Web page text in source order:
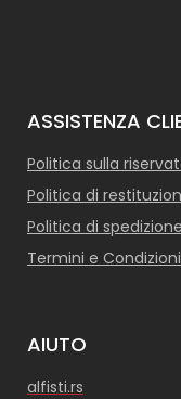
ASSISTENZA
Politica sulla
Politica di
Politica di spedizione
Termini e Condizioni
AIUTO
alfisti.rs